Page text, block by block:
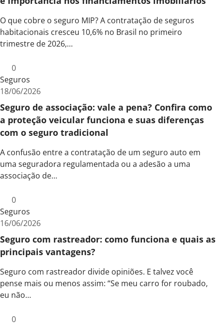
O que cobre o seguro MIP? A contratação de seguros
habitacionais cresceu 10,6% no Brasil no primeiro
trimestre de 2026,…
0
Seguros
18/06/2026
Seguro de associação: vale a pena? Confira como
a proteção veicular funciona e suas diferenças
com o seguro tradicional
A confusão entre a contratação de um seguro auto em
uma seguradora regulamentada ou a adesão a uma
associação de…
0
Seguros
16/06/2026
Seguro com rastreador: como funciona e quais as
principais vantagens?
Seguro com rastreador divide opiniões. E talvez você
pense mais ou menos assim: “Se meu carro for roubado,
eu não…
0